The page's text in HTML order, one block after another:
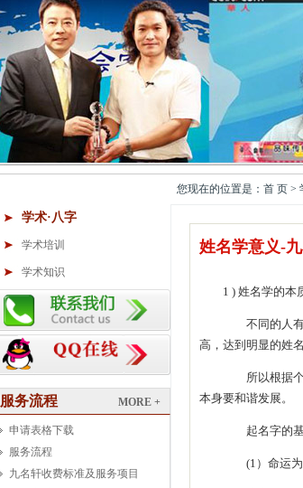
您现在的位置是：首 页 >
学术·八字
学术培训
学术知识
MORE +
服务流程
申请表格下载
服务流程
九名轩收费标准及服务项目
姓名学意义-
1 ) 姓名学的本
不同的人有
高，达到明显的姓
所以根据个
本身要和谐发展。
起名字的基
(1）命运为